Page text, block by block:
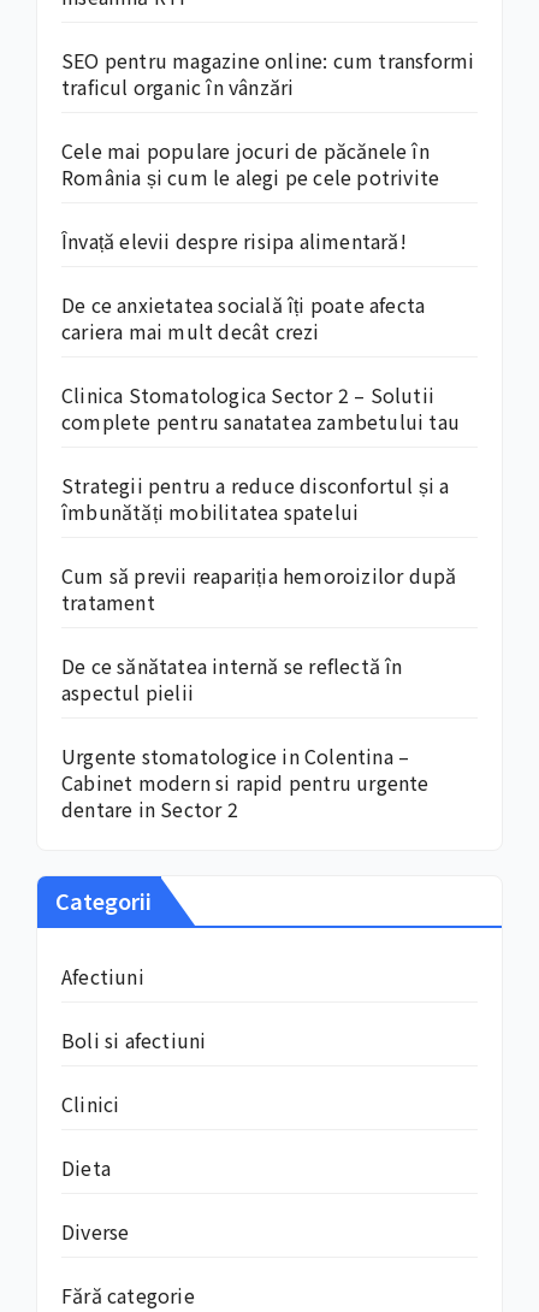
SEO pentru magazine online: cum transformi
traficul organic în vânzări
Cele mai populare jocuri de păcănele în
România și cum le alegi pe cele potrivite
Învață elevii despre risipa alimentară!
De ce anxietatea socială îți poate afecta
cariera mai mult decât crezi
Clinica Stomatologica Sector 2 – Solutii
complete pentru sanatatea zambetului tau
Strategii pentru a reduce disconfortul și a
îmbunătăți mobilitatea spatelui
Cum să previi reapariția hemoroizilor după
tratament
De ce sănătatea internă se reflectă în
aspectul pielii
Urgente stomatologice in Colentina –
Cabinet modern si rapid pentru urgente
dentare in Sector 2
Categorii
Afectiuni
Boli si afectiuni
Clinici
Dieta
Diverse
Fără categorie